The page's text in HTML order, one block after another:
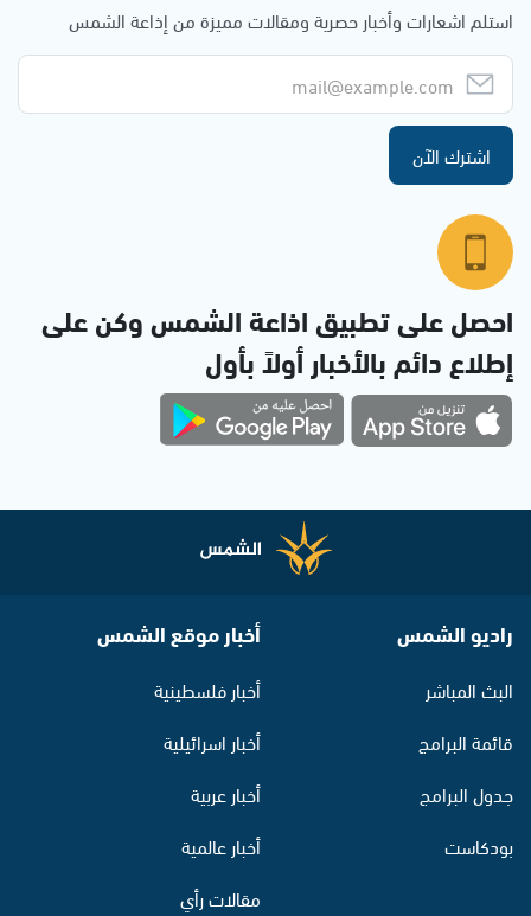
استلم اشعارات وأخبار حصرية ومقالات مميزة من إذاعة الشمس
اشترك الآن
احصل على تطبيق اذاعة الشمس وكن على
إطلاع دائم بالأخبار أولاً بأول
راديو الشمس
البث المباشر
قائمة البرامج
جدول البرامج
بودكاست
أخبار موقع الشمس
أخبار فلسطينية
أخبار اسرائيلية
أخبار عربية
أخبار عالمية
مقالات رأي